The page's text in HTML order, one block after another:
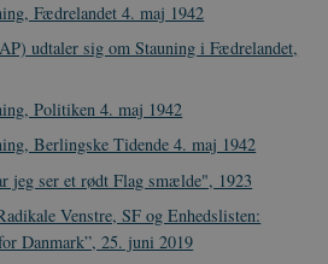
Fædrelandet 4. maj 1942
udtaler sig om Stauning i Fædrelandet,
Politiken 4. maj 1942
Berlingske Tidende 4. maj 1942
jeg ser et rødt Flag smælde", 1923
Venstre, SF og Enhedslisten:
Danmark”, 25. juni 2019
CookieScript